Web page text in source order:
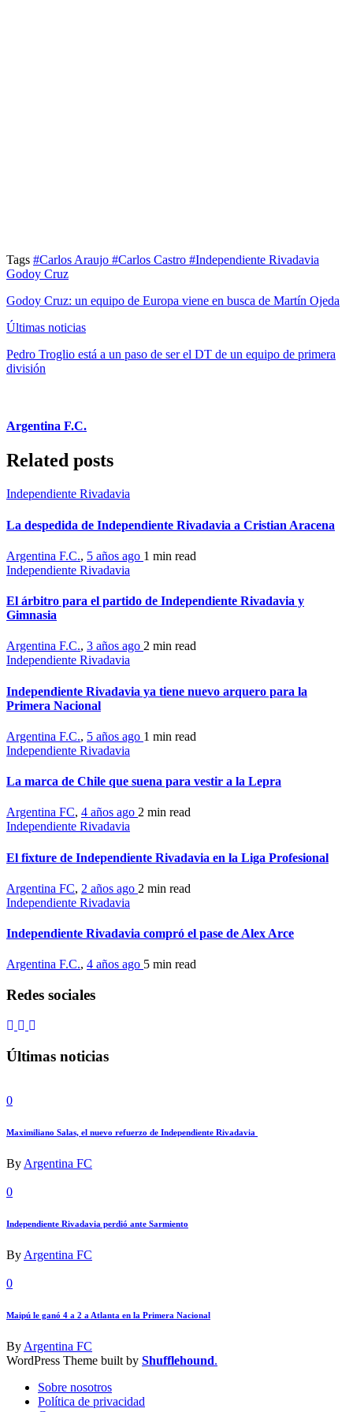
Tags #Carlos Araujo #Carlos Castro #Independiente Rivadavia
Godoy Cruz
Godoy Cruz: un equipo de Europa viene en busca de Martín Ojeda
Últimas noticias
Pedro Troglio está a un paso de ser el DT de un equipo de primera
división
Argentina F.C.
Related posts
Independiente Rivadavia
La despedida de Independiente Rivadavia a Cristian Aracena
Argentina F.C., 5 años ago 1 min read
Independiente Rivadavia
El árbitro para el partido de Independiente Rivadavia y
Gimnasia
Argentina F.C., 3 años ago 2 min read
Independiente Rivadavia
Independiente Rivadavia ya tiene nuevo arquero para la
Primera Nacional
Argentina F.C., 5 años ago 1 min read
Independiente Rivadavia
La marca de Chile que suena para vestir a la Lepra
Argentina FC, 4 años ago 2 min read
Independiente Rivadavia
El fixture de Independiente Rivadavia en la Liga Profesional
Argentina FC, 2 años ago 2 min read
Independiente Rivadavia
Independiente Rivadavia compró el pase de Alex Arce
Argentina F.C., 4 años ago 5 min read
Redes sociales
Últimas noticias
0
Maximiliano Salas, el nuevo refuerzo de Independiente Rivadavia
By Argentina FC
0
Independiente Rivadavia perdió ante Sarmiento
By Argentina FC
0
Maipú le ganó 4 a 2 a Atlanta en la Primera Nacional
By Argentina FC
WordPress Theme built by Shufflehound.
Sobre nosotros
Política de privacidad